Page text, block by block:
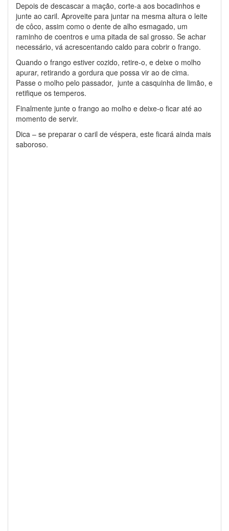
Depois de descascar a mação, corte-a aos bocadinhos e
junte ao caril. Aproveite para juntar na mesma altura o leite
de côco, assim como o dente de alho esmagado, um
raminho de coentros e uma pitada de sal grosso. Se achar
necessário, vá acrescentando caldo para cobrir o frango.
Quando o frango estiver cozido, retire-o, e deixe o molho
apurar, retirando a gordura que possa vir ao de cima.
Passe o molho pelo passador, junte a casquinha de limão, e
retifique os temperos.
Finalmente junte o frango ao molho e deixe-o ficar até ao
momento de servir.
Dica – se preparar o caril de véspera, este ficará ainda mais
saboroso.